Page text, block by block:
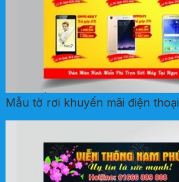
Mẫu tờ rơi khuyến mãi điện thoại